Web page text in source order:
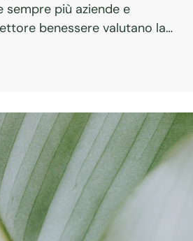
sempre più aziende e
benessere valutano la
da prendere è se optare